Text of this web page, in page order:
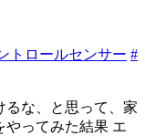
トロールセンサー #
るな、と思って、家
やってみた結果 エ